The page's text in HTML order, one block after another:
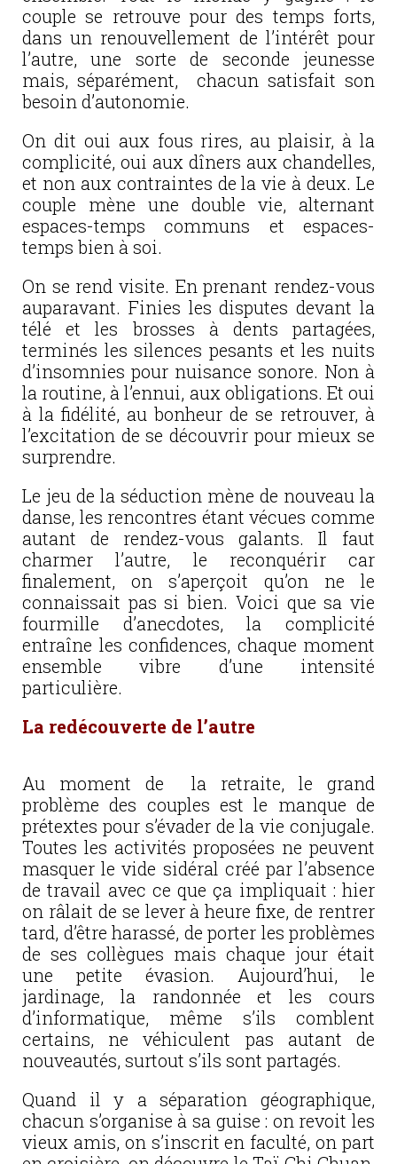
couple se retrouve pour des temps forts,
dans un renouvellement de l’intérêt pour
l’autre, une sorte de seconde jeunesse
mais, séparément, chacun satisfait son
besoin d’autonomie.
On dit oui aux fous rires, au plaisir, à la
complicité, oui aux dîners aux chandelles,
et non aux contraintes de la vie à deux. Le
couple mène une double vie, alternant
espaces-temps communs et espaces-
temps bien à soi.
On se rend visite. En prenant rendez-vous
auparavant. Finies les disputes devant la
télé et les brosses à dents partagées,
terminés les silences pesants et les nuits
d’insomnies pour nuisance sonore. Non à
la routine, à l’ennui, aux obligations. Et oui
à la fidélité, au bonheur de se retrouver, à
l’excitation de se découvrir pour mieux se
surprendre.
Le jeu de la séduction mène de nouveau la
danse, les rencontres étant vécues comme
autant de rendez-vous galants. Il faut
charmer l’autre, le reconquérir car
finalement, on s’aperçoit qu’on ne le
connaissait pas si bien. Voici que sa vie
fourmille d’anecdotes, la complicité
entraîne les confidences, chaque moment
ensemble vibre d’une intensité
particulière.
La redécouverte de l’autre
Au moment de la retraite, le grand
problème des couples est le manque de
prétextes pour s’évader de la vie conjugale.
Toutes les activités proposées ne peuvent
masquer le vide sidéral créé par l’absence
de travail avec ce que ça impliquait : hier
on râlait de se lever à heure fixe, de rentrer
tard, d’être harassé, de porter les problèmes
de ses collègues mais chaque jour était
une petite évasion. Aujourd’hui, le
jardinage, la randonnée et les cours
d’informatique, même s’ils comblent
certains, ne véhiculent pas autant de
nouveautés, surtout s’ils sont partagés.
Quand il y a séparation géographique,
chacun s’organise à sa guise : on revoit les
vieux amis, on s’inscrit en faculté, on part